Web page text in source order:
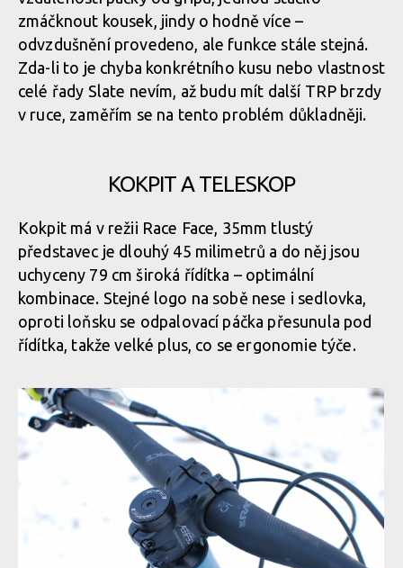
Rock Machine BLIZZARD 90-27 - TRP Slate G-Spec
Rock Machine BLIZZARD 90-27 - TRP Slate G-Spec
Rock Machine BLIZZARD 90-27 - dírky pro odlehčení a lepší grip
Rock Machine BLIZZARD 90-27 - dírky pro odlehčení a lepší grip
Rock Machine BLIZZARD 90-27 - dírky pro odlehčení a lepší grip
Rock Machine BLIZZARD 90-27 - dírky pro odlehčení a lepší grip
Rock Machine BLIZZARD 90-27 - dírky pro odlehčení a lepší grip
Rock Machine BLIZZARD 90-27 - brzdy TRP Slate G-Spec
Rock Machine BLIZZARD 90-27 - brzdy TRP Slate G-Spec
Rock Machine BLIZZARD 90-27 - brzdy TRP Slate G-Spec
Rock Machine BLIZZARD 90-27 - brzdy TRP Slate G-Spec
Rock Machine BLIZZARD 90-27 - brzdy TRP Slate G-Spec
Rock Machine BLIZZARD 90-27 - brzdy TRP Slate G-Spec
Rock Machine BLIZZARD 90-27 - brzdy TRP Slate G-Spec
zmáčknout kousek, jindy o hodně více –
odvzdušnění provedeno, ale funkce stále stejná.
Zda-li to je chyba konkrétního kusu nebo vlastnost
celé řady Slate nevím, až budu mít další TRP brzdy
v ruce, zaměřím se na tento problém důkladněji.
KOKPIT A TELESKOP
Kokpit má v režii Race Face, 35mm tlustý
představec je dlouhý 45 milimetrů a do něj jsou
uchyceny 79 cm široká řídítka – optimální
kombinace. Stejné logo na sobě nese i sedlovka,
oproti loňsku se odpalovací páčka přesunula pod
řídítka, takže velké plus, co se ergonomie týče.